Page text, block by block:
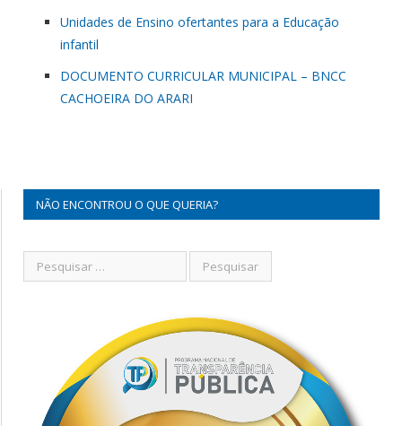
Unidades de Ensino ofertantes para a Educação
infantil
DOCUMENTO CURRICULAR MUNICIPAL – BNCC
CACHOEIRA DO ARARI
NÃO ENCONTROU O QUE QUERIA?